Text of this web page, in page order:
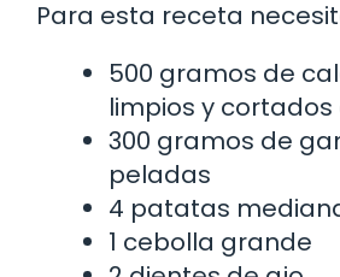
Para esta receta
500 gramos de
limpios y cortados
300 gramos de
peladas
4 patatas
1 cebolla grande